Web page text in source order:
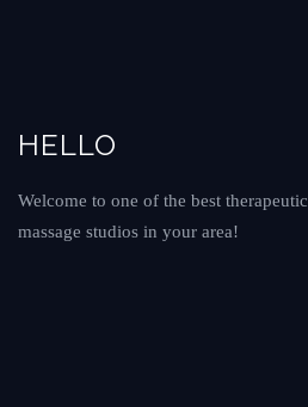
HELLO
Welcome to one of the best therapeutic
massage studios in your area!